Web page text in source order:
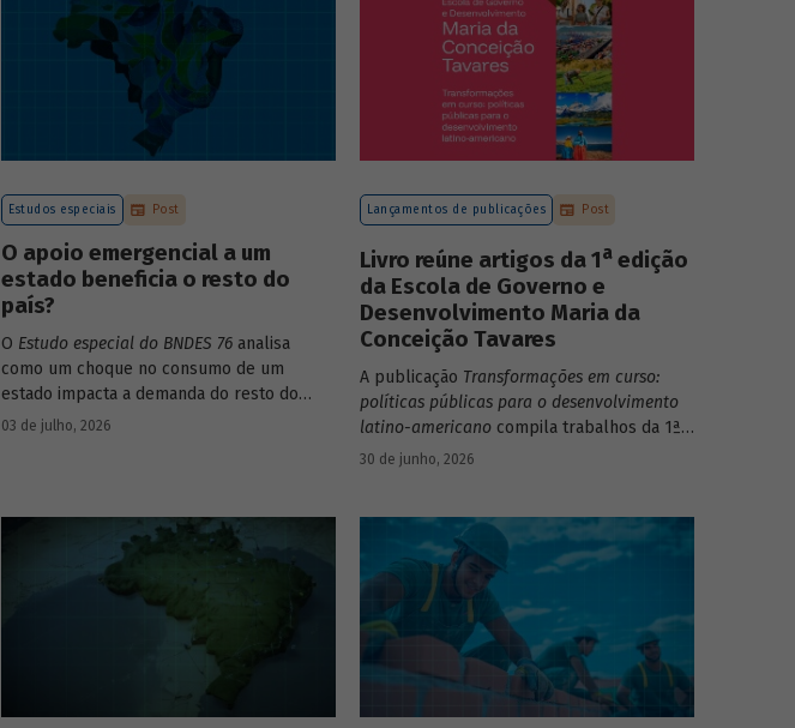
Estudos especiais Post
O apoio emergencial a um
estado beneficia o resto do
país?
O Estudo especial do BNDES 76 analisa
como um choque no consumo de um
estado impacta a demanda do resto do
país, usando como exemplo o caso do Rio
03 de julho, 2026
Lançamentos de publicações Post
Livro reúne artigos da 1a edição
da Escola de Governo e
Desenvolvimento Maria da
Conceição Tavares
A publicação Transformações em curso:
políticas públicas para o desenvolvimento
latino-americano compila trabalhos da 1ª
edição da Escola de Governo e
30 de junho, 2026